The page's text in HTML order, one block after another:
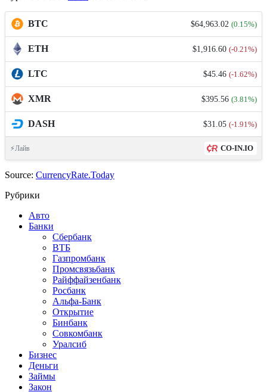
BTC $64,963.02 (0.15%)
ETH $1,916.60 (-0.21%)
LTC $45.46 (-1.62%)
XMR $395.56 (3.81%)
DASH $31.05 (-1.91%)
⚡Лайв CO-IN.IO
Source: CurrencyRate.Today
Рубрики
Авто
Банки
Сбербанк
ВТБ
Газпромбанк
Промсвязьбанк
Райффайзенбанк
Росбанк
Альфа-Банк
Открытие
Бинбанк
Совкомбанк
Уралсиб
Бизнес
Деньги
Займы
Закон